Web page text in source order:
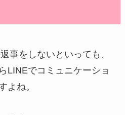
事をしないといっても、
LINEでコミュニケーショ
よね。